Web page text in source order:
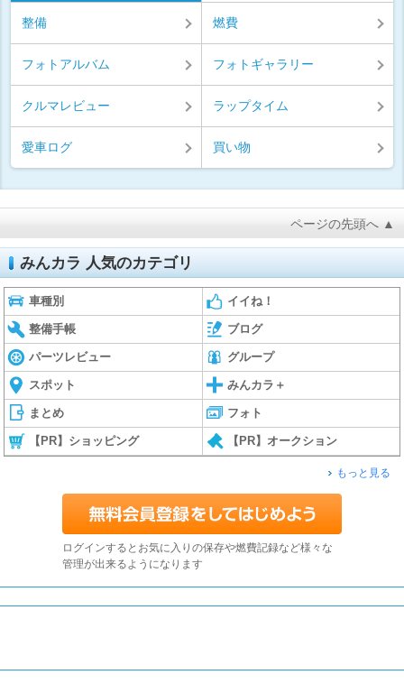
整備 燃費
フォトアルバム フォトギャラリー
クルマレビュー ラップタイム
愛車ログ 買い物
ページの先頭へ ▲
みんカラ 人気のカテゴリ
車種別 イイね！
整備手帳 ブログ
パーツレビュー グループ
スポット みんカラ＋
まとめ フォト
【PR】ショッピング 【PR】オークション
もっと見る
ログインするとお気に入りの保存や燃費記録など様々な
管理が出来るようになります